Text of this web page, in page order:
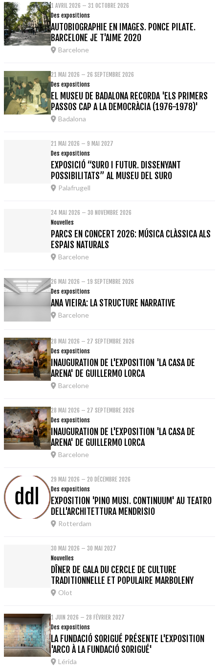
1 AVRIL 2026 – 31 OCTOBRE 2026
Des expositions
AUTOBIOGRAPHIE EN IMAGES. PONCE PILATE.
BARCELONE JE T'AIME 2020
Barcelone
21 MAI 2026 – 26 SEPTEMBRE 2026
Des expositions
EL MUSEU DE BADALONA RECORDA 'ELS PRIMERS
PASSOS CAP A LA DEMOCRÀCIA (1976-1978)'
Badalona
21 MAI 2026 – 9 MAI 2027
Des expositions
EXPOSICIÓ “SURO I FUTUR. DISSENYANT
POSSIBILITATS” AL MUSEU DEL SURO
Palafrugell
24 MAI 2026 – 30 NOVEMBRE 2026
Nouvelles
PARCS EN CONCERT 2026: MÚSICA CLÀSSICA ALS
ESPAIS NATURALS
Barcelone
26 MAI 2026 – 19 SEPTEMBRE 2026
Des expositions
ANA VIEIRA: LA STRUCTURE NARRATIVE
Barcelone
28 MAI 2026 – 27 SEPTEMBRE 2026
Des expositions
INAUGURATION DE L'EXPOSITION 'LA CASA DE
ARENA' DE GUILLERMO LORCA
Barcelone
28 MAI 2026 – 27 SEPTEMBRE 2026
Des expositions
INAUGURATION DE L'EXPOSITION 'LA CASA DE
ARENA' DE GUILLERMO LORCA
Barcelone
29 MAI 2026 – 20 DÉCEMBRE 2026
Des expositions
EXPOSITION 'PINO MUSI. CONTINUUM' AU TEATRO
DELL'ARCHITETTURA MENDRISIO
Rotterdam
30 MAI 2026 – 30 MAI 2027
Nouvelles
DÎNER DE GALA DU CERCLE DE CULTURE
TRADITIONNELLE ET POPULAIRE MARBOLENY
Olot
1 JUIN 2026 – 28 FÉVRIER 2027
Des expositions
LA FUNDACIÓ SORIGUÉ PRÉSENTE L'EXPOSITION
'ARCO À LA FUNDACIÓ SORIGUÉ'
Lérida